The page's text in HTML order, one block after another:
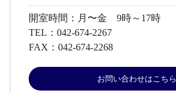
開室時間： 月〜金 9時～17時
TEL： 042-674-2267
FAX： 042-674-2268
お問い合わせはこちら